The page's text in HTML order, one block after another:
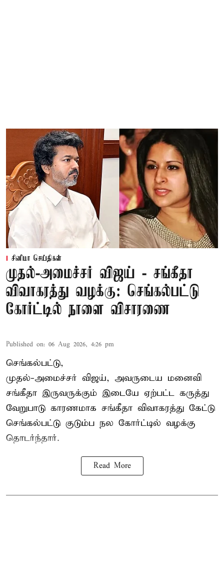
சினிமா செய்திகள்
முதல்-அமைச்சர் விஜய் - சங்கீதா
விவாகரத்து வழக்கு: செங்கல்பட்டு
கோர்ட்டில் நாளை விசாரணை
Published on: 06 Aug 2026, 4:26 pm
செங்கல்பட்டு,
முதல்-அமைச்சர் விஜய், அவருடைய மனைவி
சங்கீதா இருவருக்கும் இடையே ஏற்பட்ட கருத்து
வேறுபாடு காரணமாக சங்கீதா விவாகரத்து கேட்டு
செங்கல்பட்டு குடும்ப நல கோர்ட்டில் வழக்கு
தொடர்ந்தார்.
Read More